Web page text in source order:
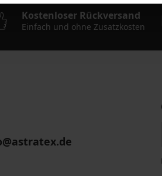
Kostenloser Rückversand
Einfach und ohne Zusatzkosten